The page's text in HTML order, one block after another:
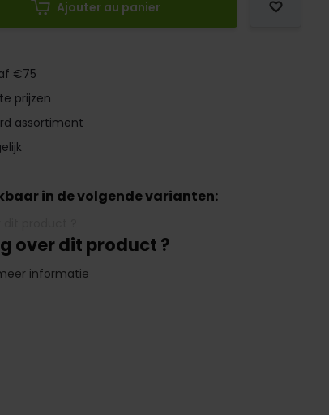
Ajouter au panier
€75
prijzen
assortiment
in de volgende varianten:
over dit product ?
informatie